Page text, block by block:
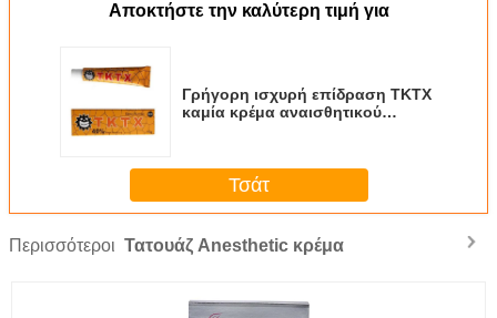
Αποκτήστε την καλύτερη τιμή για
Γρήγορη ισχυρή επίδραση TKTX
καμία κρέμα αναισθητικού
Τσάτ
Περισσότεροι Τατουάζ Anesthetic κρέμα